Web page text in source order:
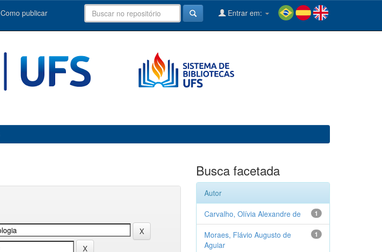
Como publicar Entrar em:
Busca facetada
Autor
1
Carvalho, Olívia Alexandre de
1
Moraes, Flávio Augusto de
Aguiar